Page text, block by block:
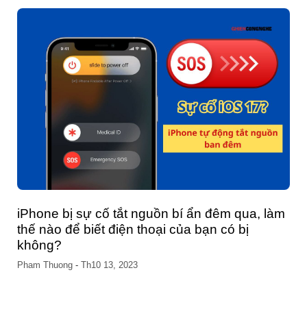
iPhone bị sự cố tắt nguồn bí ẩn đêm qua, làm
thế nào để biết điện thoại của bạn có bị
không?
Pham Thuong - Th10 13, 2023